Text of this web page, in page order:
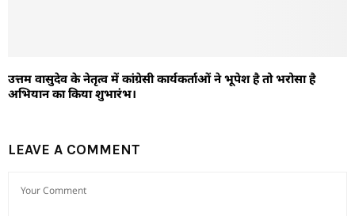
उत्तम वासुदेव के नेतृत्व में कांग्रेसी कार्यकर्ताओं ने भूपेश है तो भरोसा है
अभियान का किया शुभारंभ।
LEAVE A COMMENT